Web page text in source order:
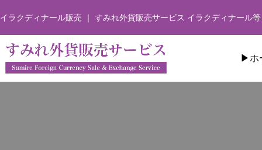
イラクディナール販売 ｜ すみれ外貨販売サービス イラクディナール
▶︎ホ